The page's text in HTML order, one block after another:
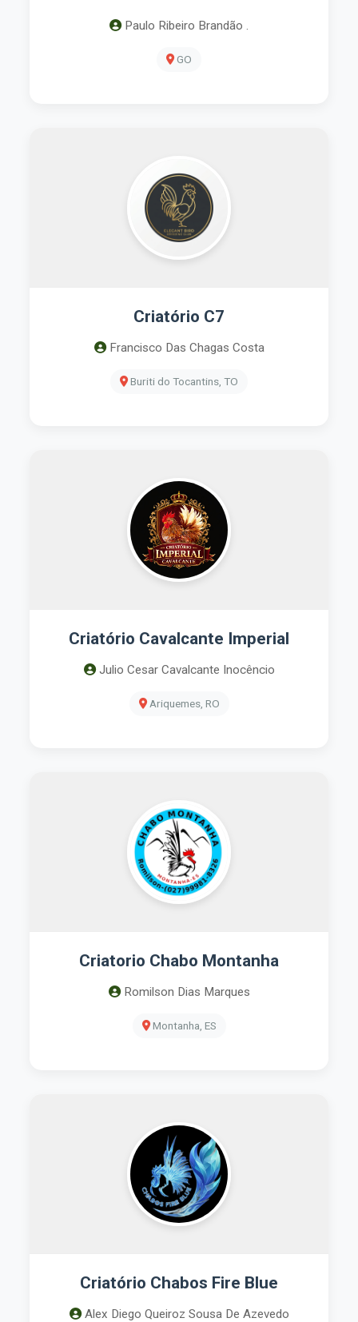
Paulo Ribeiro Brandão .
GO
Criatório C7
Francisco Das Chagas Costa
Buriti do Tocantins, TO
Criatório Cavalcante Imperial
Julio Cesar Cavalcante Inocêncio
Ariquemes, RO
Criatorio Chabo Montanha
Romilson Dias Marques
Montanha, ES
Criatório Chabos Fire Blue
Alex Diego Queiroz Sousa De Azevedo